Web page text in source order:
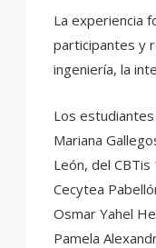
La experiencia
participantes y
ingeniería, la
Los
Mariana
León, del CBTis
Cecytea
Osmar Yahel
Pamela